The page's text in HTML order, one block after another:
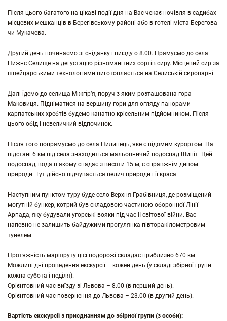
Після цього багатого на цікаві події дня на Вас чекає ночівля в садибах
місцевих мешканців в Берегівському районі або в готелі міста Берегова
чи Мукачева.
Другий день починаємо зі сніданку і виїзду о 8.00. Прямуємо до села
Нижнє Селище на дегустацію різноманітних сортів сиру. Місцевий сир за
швейцарськими технологіями виготовляється на Селиській сироварні.
Далі їдемо до селища Міжгір’я, поруч з яким розташована гора
Маковиця. Підніматися на вершину гори для огляду панорами
карпатських хребтів будемо канатно-крісельним підйомником. Після
цього обід і невеличкий відпочинок.
Після того попрямуємо до села Пилипець, яке є відомим курортом. На
відстані 6 км від села знаходиться мальовничий водоспад Шипіт. Цей
водоспад, вода в якому спадає з висоти 15 м, є справжнім дивом
природи. Тут дійсно відчувається велич природи і її краса.
Наступним пунктом туру буде село Верхня Грабівниця, де розміщений
могутній бункер, котрий був складовою частиною оборонної Лінії
Арпада, яку будували угорські вояки під час ІІ світової війни. Вас
напевно не залишить байдужими прогулянка півторакілометровим
тунелем.
Протяжність маршруту цієї подорожі складає приблизно 670 км.
Можливі дні проведення екскурсії – кожен день (у складі збірної групи –
кожна субота і неділя).
Орієнтовний час виїзду зі Львова – 8.00 (в перший день).
Орієнтовний час повернення до Львова – 23.00 (в другий день).
Вартість екскурсії з приєднанням до збірної групи (з особи):